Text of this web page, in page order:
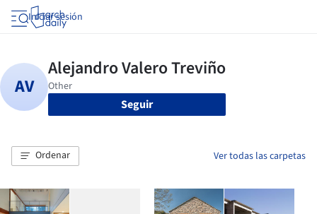
Iniciar sesión
Seguir
Ordenar Ver todas las carpetas